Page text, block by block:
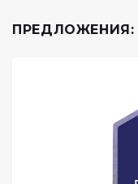
ПРЕДЛОЖЕНИЯ: